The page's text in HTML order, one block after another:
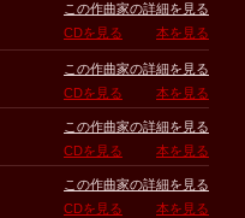
この作曲家の詳細を見る
CDを見る
本を見る
この作曲家の詳細を見る
CDを見る
本を見る
この作曲家の詳細を見る
CDを見る
本を見る
この作曲家の詳細を見る
CDを見る
本を見る